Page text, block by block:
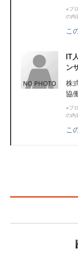
※プ
の内
こ
IT
ン
株
協
※プ
の内
こ